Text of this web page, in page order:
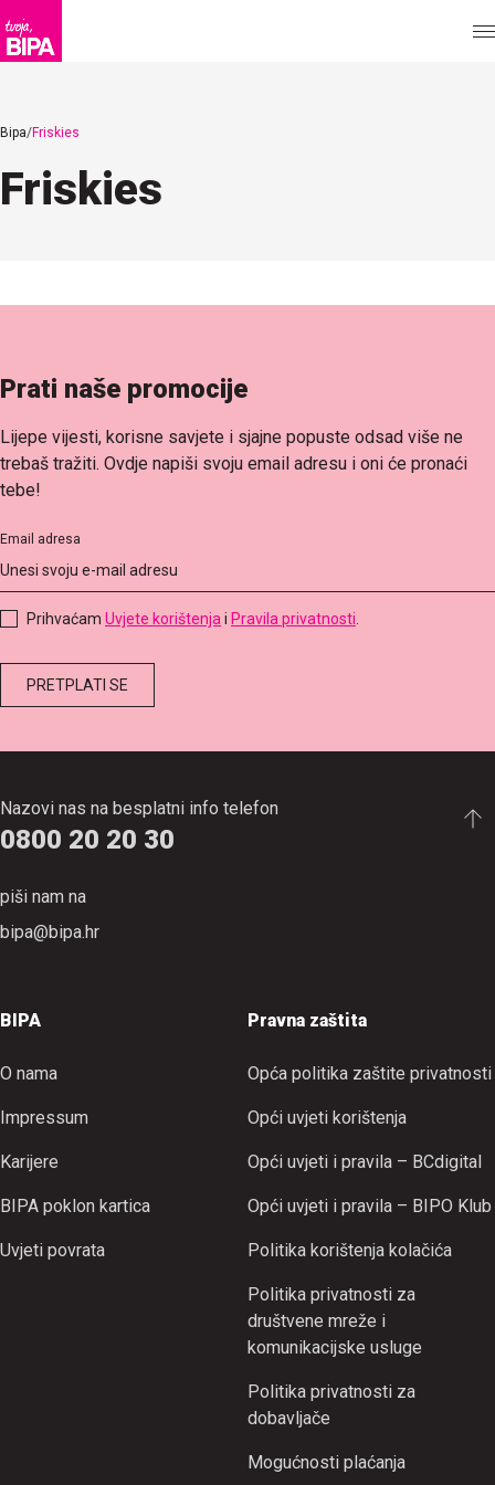
Bipa Friskies
Friskies
Nazovi nas na besplatni info telefon
0800 20 20 30
piši nam na
bipa@bipa.hr
BIPA
O nama
Impressum
Karijere
BIPA poklon kartica
Uvjeti povrata
Pravna zaštita
Opća politika zaštite privatnosti
Opći uvjeti korištenja
Opći uvjeti i pravila – BCdigital
Opći uvjeti i pravila – BIPO Klub
Politika korištenja kolačića
Politika privatnosti za
društvene mreže i
komunikacijske usluge
Politika privatnosti za
dobavljače
Mogućnosti plaćanja
Prati naše promocije
Lijepe vijesti, korisne savjete i sjajne popuste odsad više ne
trebaš tražiti. Ovdje napiši svoju email adresu i oni će pronaći
tebe!
Email adresa
Prihvaćam Uvjete korištenja i Pravila privatnosti
PRETPLATI SE